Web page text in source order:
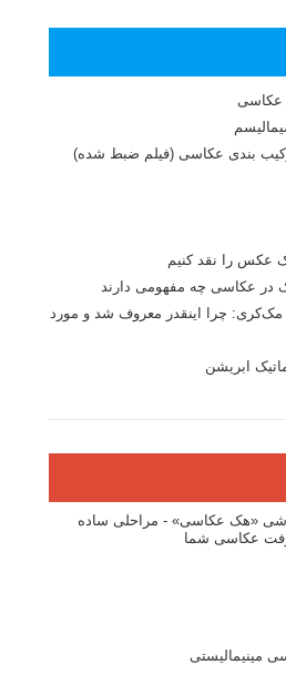
عکاسی
بندی عکاسی (فیلم ضبط شده)
را نقد کنیم
در عکاسی چه مفهومی دارند
مک‌کری: چرا اینقدر معروف شد و مورد
ابریشن
«هک عکاسی» - مراحلی ساده
عکاسی شما
مینیمالیستی